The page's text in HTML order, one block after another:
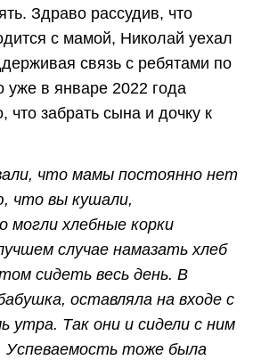
Здраво рассудив, что
с мамой, Николай уехал
связь с ребятами по
уже в январе 2022 года
что забрать сына и дочку к
что мамы постоянно нет
что вы кушали,
могли хлебные корки
случае намазать хлеб
сидеть весь день. В
оставляла на входе с
утра. Так они и сидели с ним
Успеваемость тоже была